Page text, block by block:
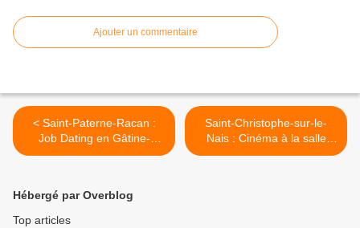
Ajouter un commentaire
< Saint-Paterne-Racan :
Job Dating en Gâtine-
Racan
Saint-Christophe-sur-le-
Nais : Cinéma à la salle
socioculturelle "Le Foyer"
Hébergé par Overblog
Top articles